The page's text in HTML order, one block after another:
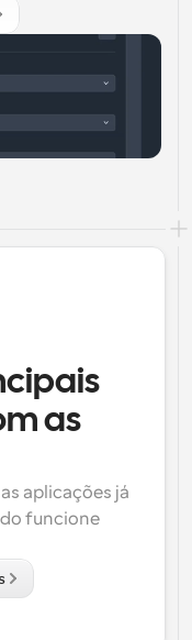
as
aplicações já
funcione